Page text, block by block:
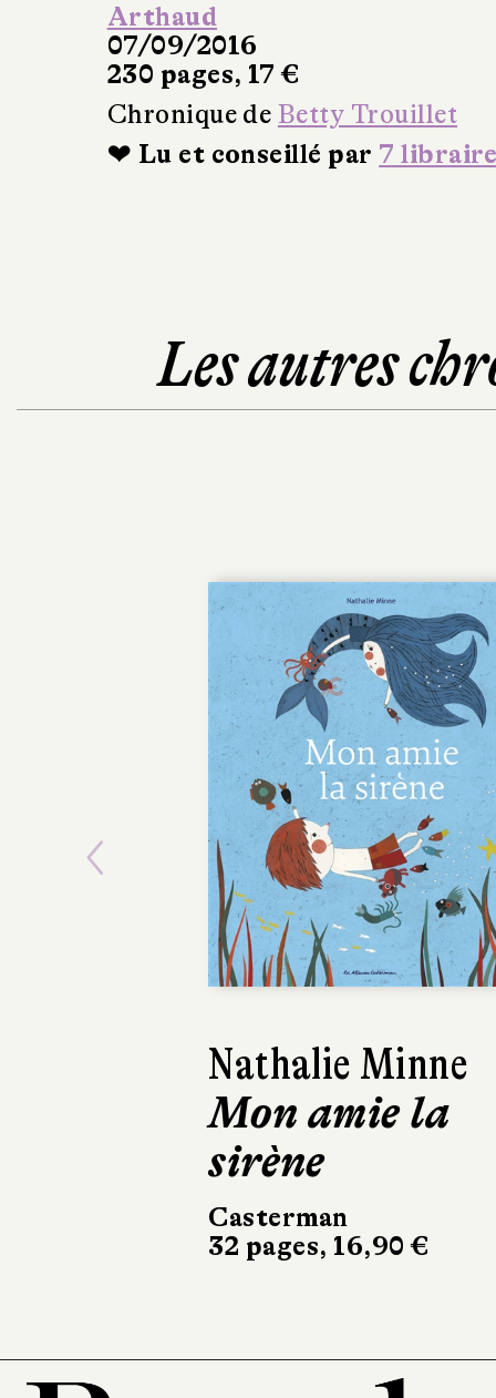
Arthaud
07/09/2016
230 pages, 17 €
Chronique de Betty Trouillet
❤ Lu et conseillé par 7
Les autres
Luis Sepúlveda
Histoire d'un
chien mapuche
Métailié
120 pages, 12 €
Previous